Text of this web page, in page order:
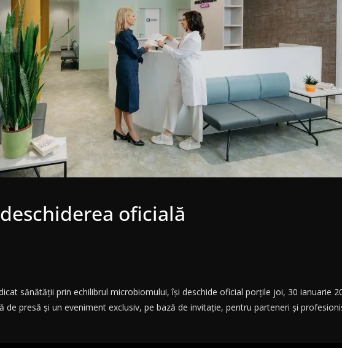
oficială
sănătății prin echilibrul microbiomului, își deschide oficial porțile joi, 30 ianuarie
de presă și un eveniment exclusiv, pe bază de invitație, pentru parteneri și